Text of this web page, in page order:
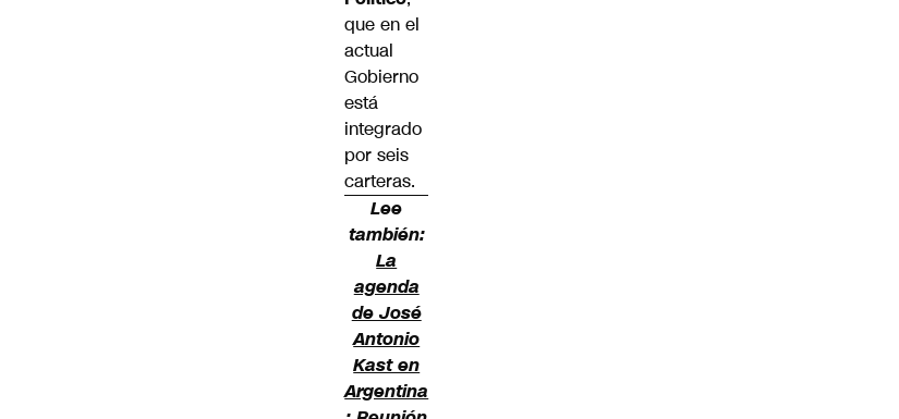
que en el
actual
Gobierno
está
integrado
por seis
carteras.
Lee
también:
La
agenda
de José
Antonio
Kast en
Argentina